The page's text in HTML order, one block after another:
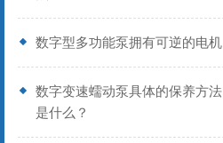
数字型多功能泵拥有可逆的电机
数字变速蠕动泵具体的保养方法
是什么？